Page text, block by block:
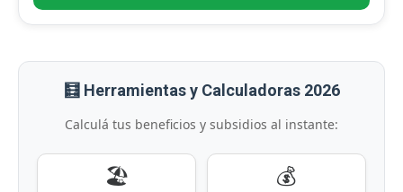
🧮 Herramientas y Calculadoras 2026
Calculá tus beneficios y subsidios al instante:
🏖️ 💰